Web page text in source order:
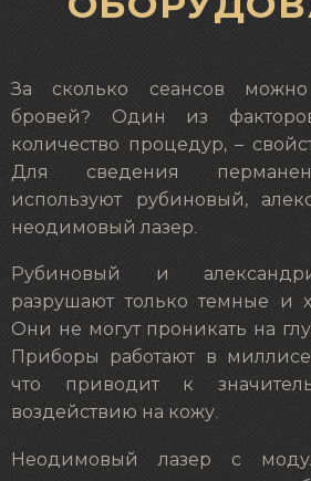
За сколько сеансов можно
бровей? Один из
количество процедур, –
Для сведения
используют рубиновый,
неодимовый лазер.
Рубиновый и
разрушают только темные и
Они не могут проникать на
Приборы работают в
что приводит к
воздействию на кожу.
Неодимовый лазер с